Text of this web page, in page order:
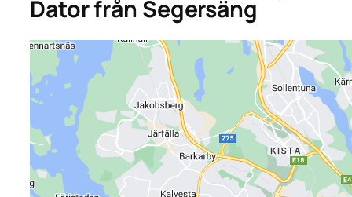
Dator från Segersäng